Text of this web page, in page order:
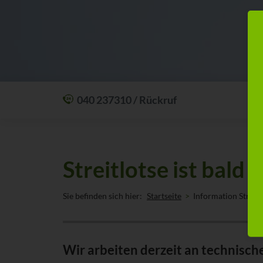
040 237310 / Rückruf
anrufen:Rückrufservice
Streitlotse ist bald
Sie befinden sich hier: Startseite Information
Wir arbeiten derzeit an